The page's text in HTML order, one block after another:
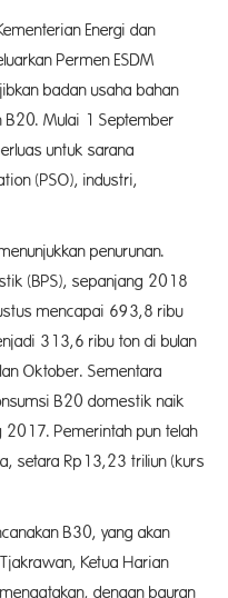
Energi dan
Permen ESDM
badan usaha bahan
B20. Mulai 1 September
untuk sarana
(PSO), industri,
penurunan.
(BPS), sepanjang 2018
mencapai 693,8 ribu
313,6 ribu ton di bulan
Oktober. Sementara
B20 domestik naik
Pemerintah pun telah
setara Rp13,23 triliun (kurs
B30, yang akan
Ketua Harian
dengan bauran